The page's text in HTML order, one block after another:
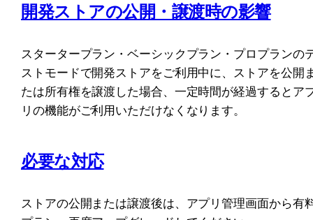
開発ストアの公開・譲渡時の影響
スタータープラン・ベーシックプラン・プロプランの
ストモードで開発ストアをご利用中に、ストアを公開
たは所有権を譲渡した場合、一定時間が経過するとア
リの機能がご利用いただけなくなります。
必要な対応
ストアの公開または譲渡後は、アプリ管理画面から有